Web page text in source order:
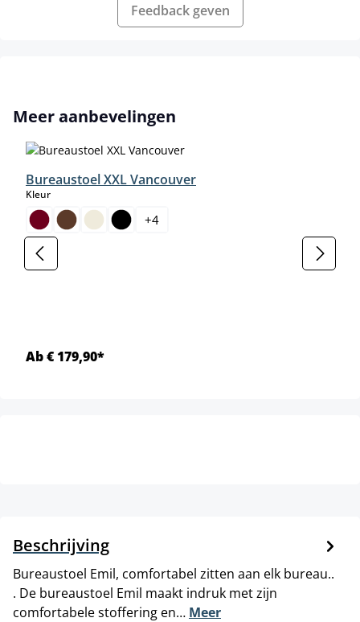
Feedback geven
Productgalerij overslaan
Meer aanbevelingen
Bureaustoel XXL Vancouver
Kleurselect
+4
Ab € 179,90*
Beschrijving
Bureaustoel Emil, comfortabel zitten aan elk bureau..
. De bureaustoel Emil maakt indruk met zijn
comfortabele stoffering en… Meer